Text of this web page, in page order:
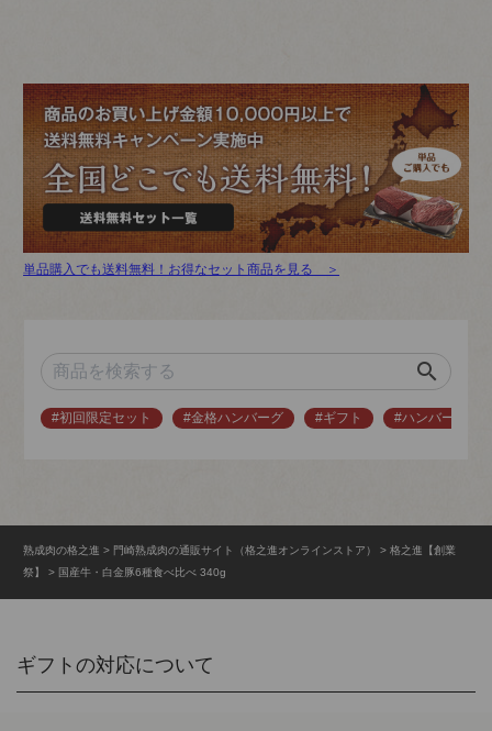
単品購入でも送料無料！お得なセット商品を見る ＞
search
#初回限定セット #金格ハンバーグ #ギフト #ハンバーグ
熟成肉の格之進 門崎熟成肉の通販サイト（格之進オンラインストア）
格之進【創業
祭】
国産牛・白金豚6種食べ比べ 340g
ギフトの対応について